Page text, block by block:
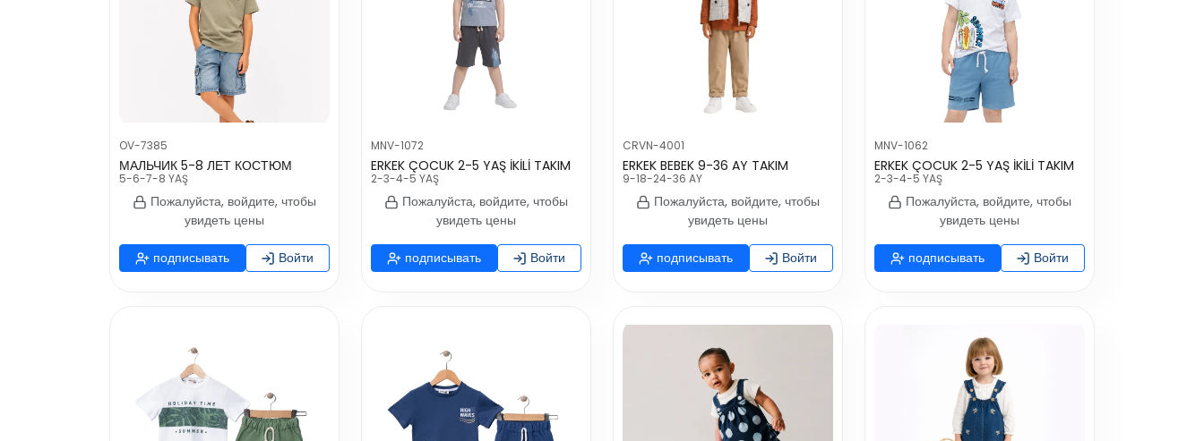
OV-7385
МАЛЬЧИК 5-8 ЛЕТ КОСТЮМ
5-6-7-8 YAŞ
Пожалуйста, войдите, чтобы
увидеть цены
подписывать Войти
MNV-1072
ERKEK ÇOCUK 2-5 YAŞ İKİLİ TAKIM
2-3-4-5 YAŞ
Пожалуйста, войдите, чтобы
увидеть цены
подписывать Войти
CRVN-4001
ERKEK BEBEK 9-36 AY TAKIM
9-18-24-36 AY
Пожалуйста, войдите, чтобы
увидеть цены
подписывать Войти
MNV-1062
ERKEK ÇOCUK 2-5 YAŞ İKİLİ TAKIM
2-3-4-5 YAŞ
Пожалуйста, войдите, чтобы
увидеть цены
подписывать Войти